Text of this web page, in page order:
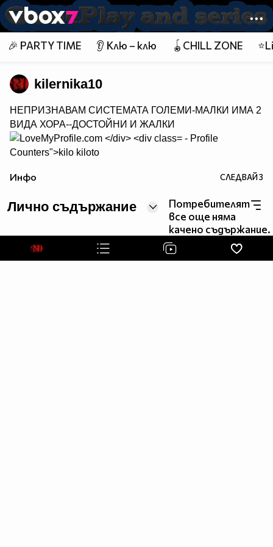
Member of
👾
🎉 PARTY TIME 👂 Клю – клю 🪀CHILL ZONE
kilernika10
НЕПРИЗНАВАМ СИСТЕМАТА ГОЛЕМИ-МАЛКИ ИМА 2
ВИДА ХОРА--ДОСТОЙНИ И ЖАЛКИ
- Profile
Counters">kilo kiloto
Инфо СЛЕДВАЙ3
Лично съдържание
Потребителят
все още няма
качено съдържание.